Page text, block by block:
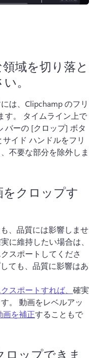
域を切り落と
。
は、Clipchamp のフリ
す。 タイムライン上で
バーの [クロップ] ボタ
サイド ハンドルをフリ
不要な部分を除外しま
クロップす
、品質には影響しませ
に維持したい場合は、
スポートしてくださ
ても、品質に影響はあ
スポートすれば、 確実
。 動画をレベルアッ
画を補正することもで
ップできま